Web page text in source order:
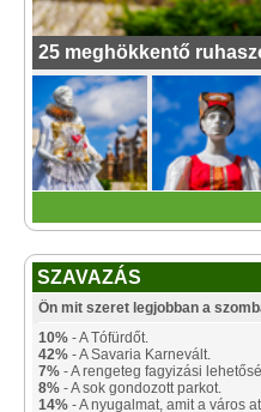
25 meghökkentő
SZAVAZÁS
Ön mit szeret legjobban a
10% - A Tófürdőt.
42% - A Savaria Karnevált.
7% - A rengeteg fagyizási
8% - A sok gondozott parkot.
14% - A nyugalmat, amit a város